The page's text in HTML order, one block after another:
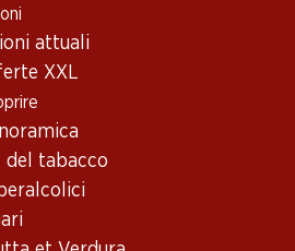
attuali
XXL
del tabacco
Assortimento vini